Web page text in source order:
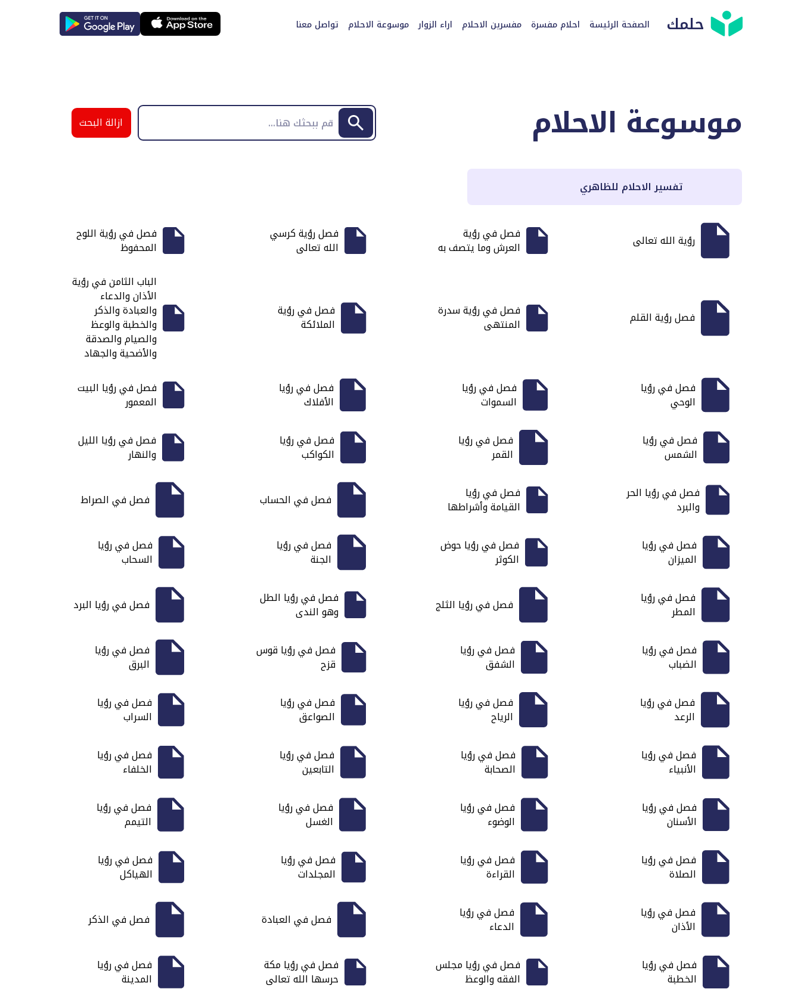
حلمك الصفحة الرئيسة احلام مفسرة مفسرين الاحلام اراء الزوار موسوعة الاحلام تواصل معنا
موسوعة الاحلام ازالة البحث
تفسير الاحلام للظاهري
رؤية الله تعالى فصل في رؤية
العرش وما يتصف به
فصل رؤية كرسي
الله تعالى
فصل في رؤية اللوح
المحفوظ
فصل رؤية القلم فصل في رؤية سدرة
المنتهى
فصل في رؤية
الملائكة
الباب الثامن في رؤية
الأذان والدعاء
والعبادة والذكر
والخطبة والوعظ
والصيام والصدقة
والأضحية والجهاد
فصل في رؤيا
الوحي
فصل في رؤيا
السموات
فصل في رؤيا
الأفلاك
فصل في رؤيا البيت
المعمور
فصل في رؤيا
الشمس
فصل في رؤيا
القمر
فصل في رؤيا
الكواكب
فصل في رؤيا الليل
والنهار
فصل في رؤيا الحر
والبرد
فصل في رؤيا
القيامة وأشراطها فصل في الحساب فصل في الصراط
فصل في رؤيا
الميزان
فصل في رؤيا حوض
الكوثر
فصل في رؤيا
الجنة
فصل في رؤيا
السحاب
فصل في رؤيا
المطر فصل في رؤيا الثلج فصل في رؤيا الطل
وهو الندى فصل في رؤيا البرد
فصل في رؤيا
الضباب
فصل في رؤيا
الشفق
فصل في رؤيا قوس
قزح
فصل في رؤيا
البرق
فصل في رؤيا
الرعد
فصل في رؤيا
الرياح
فصل في رؤيا
الصواعق
فصل في رؤيا
السراب
فصل في رؤيا
الأنبياء
فصل في رؤيا
الصحابة
فصل في رؤيا
التابعين
فصل في رؤيا
الخلفاء
فصل في رؤيا
الأسنان
فصل في رؤيا
الوضوء
فصل في رؤيا
الغسل
فصل في رؤيا
التيمم
فصل في رؤيا
الصلاة
فصل في رؤيا
القراءة
فصل في رؤيا
المجلدات
فصل في رؤيا
الهياكل
فصل في رؤيا
الأذان
فصل في رؤيا
الدعاء فصل في العبادة فصل في الذكر
فصل في رؤيا
الخطبة
فصل في رؤيا مجلس
الفقه والوعظ
فصل في رؤيا مكة
حرسها الله تعالى
فصل في رؤيا
المدينة